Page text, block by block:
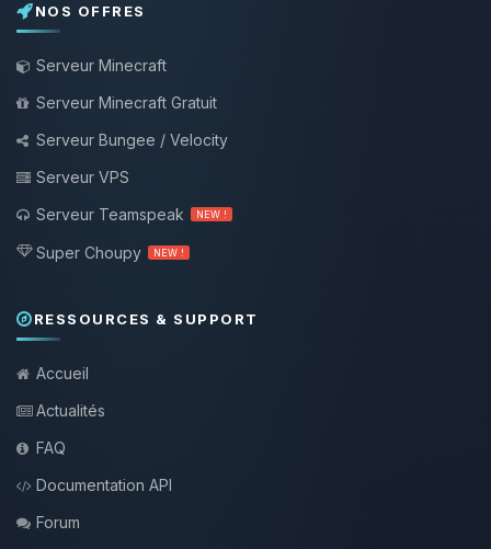
NOS OFFRES
Serveur Minecraft
Serveur Minecraft Gratuit
Serveur Bungee / Velocity
Serveur VPS
Serveur Teamspeak
NEW !
Super Choupy NEW !
RESSOURCES & SUPPORT
Accueil
Actualités
FAQ
Documentation API
Forum